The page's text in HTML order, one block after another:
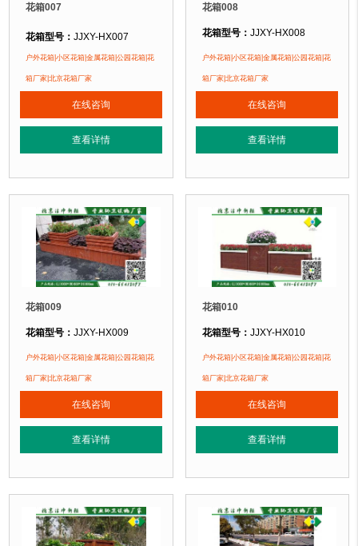
花箱007
花箱型号：JJXY-HX007
花箱规格：可根据客户需求定制！
花箱材质：金属镂空/铝合金/塑木/防腐木
花箱特点：1、花箱不会对环境产生污染。2、花箱在视觉上，线条流畅，外
正在使用该花箱的部分客户：
朝阳某小区、苏州某别墅区、海淀某小区....
户外花箱|小区花箱|金属花箱|公园花箱|花
箱厂家|北京花箱厂家
在线咨询
查看详情
花箱008
花箱型号： JJXY-HX008
花箱规格：可根据客户需求定制！
花箱材质：金属镂空/铝合金/塑木/防
花箱周期：现货花箱 即拍即发
1、花箱不会对环境产生
正在使用该花箱的部分客户：
朝阳某小区、苏州某别墅区、海淀某
户外花箱|小区花箱|金属花箱|公园花箱|花
箱厂家|北京花箱厂家
在线咨询
查看详情
花箱009
花箱型号：JJXY-HX009
花箱规格：可根据客户需求定制！
花箱材质：金属镂空/铝合金/塑木/防腐木
花箱周期：现货花箱 即拍即发
1、花箱不会对环境产生污染。2、花箱在视觉上，线条流畅，外
正在使用该花箱的部分客户：
朝阳某小区、苏州某别墅区、海淀某小区....
户外花箱|小区花箱|金属花箱|公园花箱|花
箱厂家|北京花箱厂家
在线咨询
查看详情
花箱010
花箱型号： JJXY-HX010
花箱规格：可根据客户需求定制！
花箱材质：金属镂空/铝合金/塑木/防
花箱周期：现货花箱 即拍即发
1、花箱不会对环境产生
正在使用该花箱的部分客户：
朝阳某小区、苏州某别墅区、海淀某
户外花箱|小区花箱|金属花箱|公园花箱|花
箱厂家|北京花箱厂家
在线咨询
查看详情